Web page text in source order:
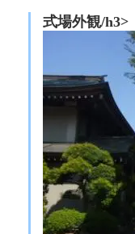
式場外観/h3>